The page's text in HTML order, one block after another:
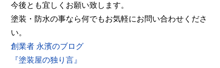
今後とも宜しくお願い致します。
塗装・防水の事なら何でもお気軽にお問い合わせくださ
い。
創業者 永濱のブログ
『塗装屋の独り言』